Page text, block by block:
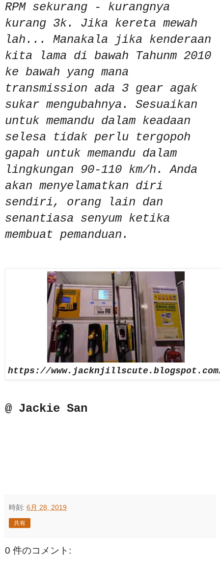
RPM sekurang - kurangnya
kurang 3k. Jika kereta mewah
lah... Manakala jika kenderaan
kita lama di bawah Tahunm 2010
ke bawah yang mana
transmission ada 3 gear agak
sukar mengubahnya. Sesuaikan
untuk memandu dalam keadaan
selesa tidak perlu tergopoh
gapah untuk memandu dalam
lingkungan 90-110 km/h. Anda
akan menyelamatkan diri
sendiri, orang lain dan
senantiasa senyum ketika
membuat pemanduan.
https://
@ Jackie San
時刻: 6月 28, 2019
共有
0 件のコメント: